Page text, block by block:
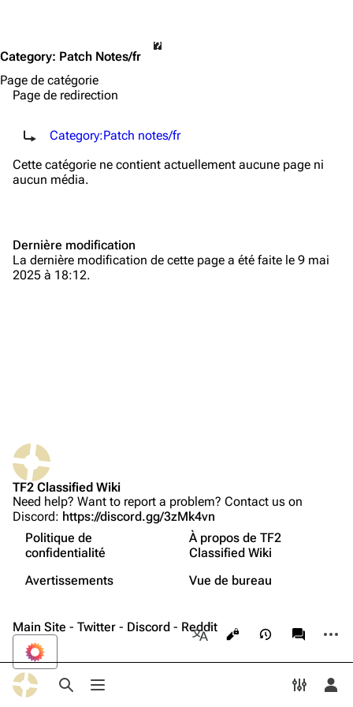
Basculer la recherche
Basculer le menu
Page d’accueil
Forums
Discord
Bluesky
Twitter
Reddit
Changer
Non connecté(e)
Votre adresse IP sera visible au public si vous faites des
Se connecter
Category: Patch Notes/fr
Page de catégorie
Autres langues
Affichages
Suivi des pages liées
Version imprimable
Lien permanent
Page de redirection
Category:Patch notes/fr
Cette catégorie ne contient actuellement aucune page ni
aucun média.
Dernière modification
La dernière modification de cette page a été faite le 9 mai
2025 à 18:12.
TF2 Classified Wiki
Need help? Want to report a problem? Contact us on
Discord: https://discord.gg/3zMk4vn
Politique de
confidentialité
À propos de TF2
Classified Wiki
Avertissements
Vue de bureau
Main Site - Twitter - Discord - Reddit